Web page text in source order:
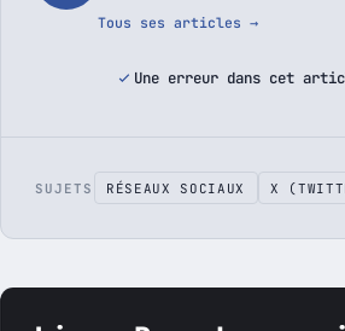
Spécialiste Tech
Tous ses articles →
SUJETS RÉSEAUX SOCIAUX X